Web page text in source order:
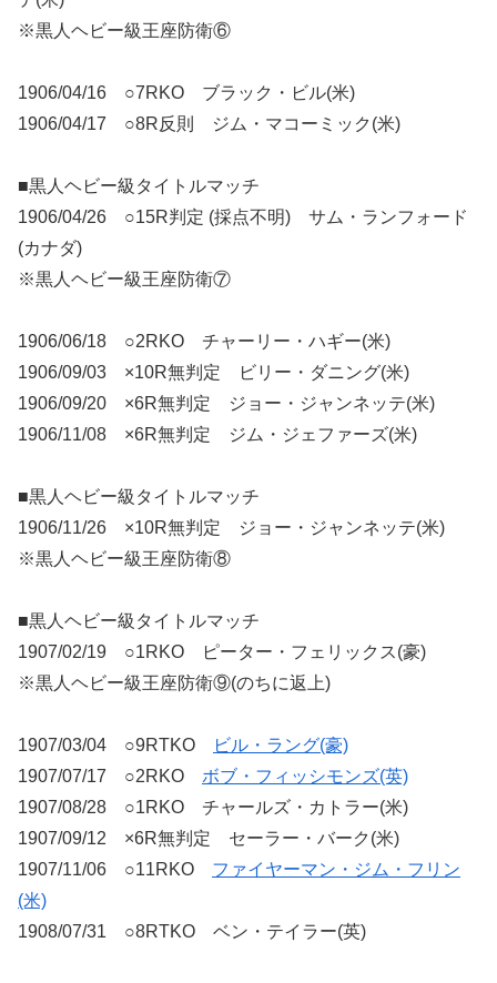
※黒人ヘビー級王座防衛⑥
1906/04/16 ○7RKO ブラック・ビル(米)
1906/04/17 ○8R反則 ジム・マコーミック(米)
■黒人ヘビー級タイトルマッチ
1906/04/26 ○15R判定 (採点不明) サム・ランフォード
(カナダ)
※黒人ヘビー級王座防衛⑦
1906/06/18 ○2RKO チャーリー・ハギー(米)
1906/09/03 ×10R無判定 ビリー・ダニング(米)
1906/09/20 ×6R無判定 ジョー・ジャンネッテ(米)
1906/11/08 ×6R無判定 ジム・ジェファーズ(米)
■黒人ヘビー級タイトルマッチ
1906/11/26 ×10R無判定 ジョー・ジャンネッテ(米)
※黒人ヘビー級王座防衛⑧
■黒人ヘビー級タイトルマッチ
1907/02/19 ○1RKO ピーター・フェリックス(豪)
※黒人ヘビー級王座防衛⑨(のちに返上)
1907/03/04 ○9RTKO
ビル・ラング(豪)
1907/07/17 ○2RKO ボブ・フィッシモンズ(英)
1907/08/28 ○1RKO チャールズ・カトラー(米)
1907/09/12 ×6R無判定 セーラー・バーク(米)
1907/11/06 ○11RKO ファイヤーマン・ジム・フリン
(米)
1908/07/31 ○8RTKO ベン・テイラー(英)